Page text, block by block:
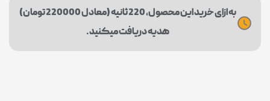
به ازای خرید این محصول، 220 ثانیه (معادل 220000 تومان)
هدیه دریافت میکنید.